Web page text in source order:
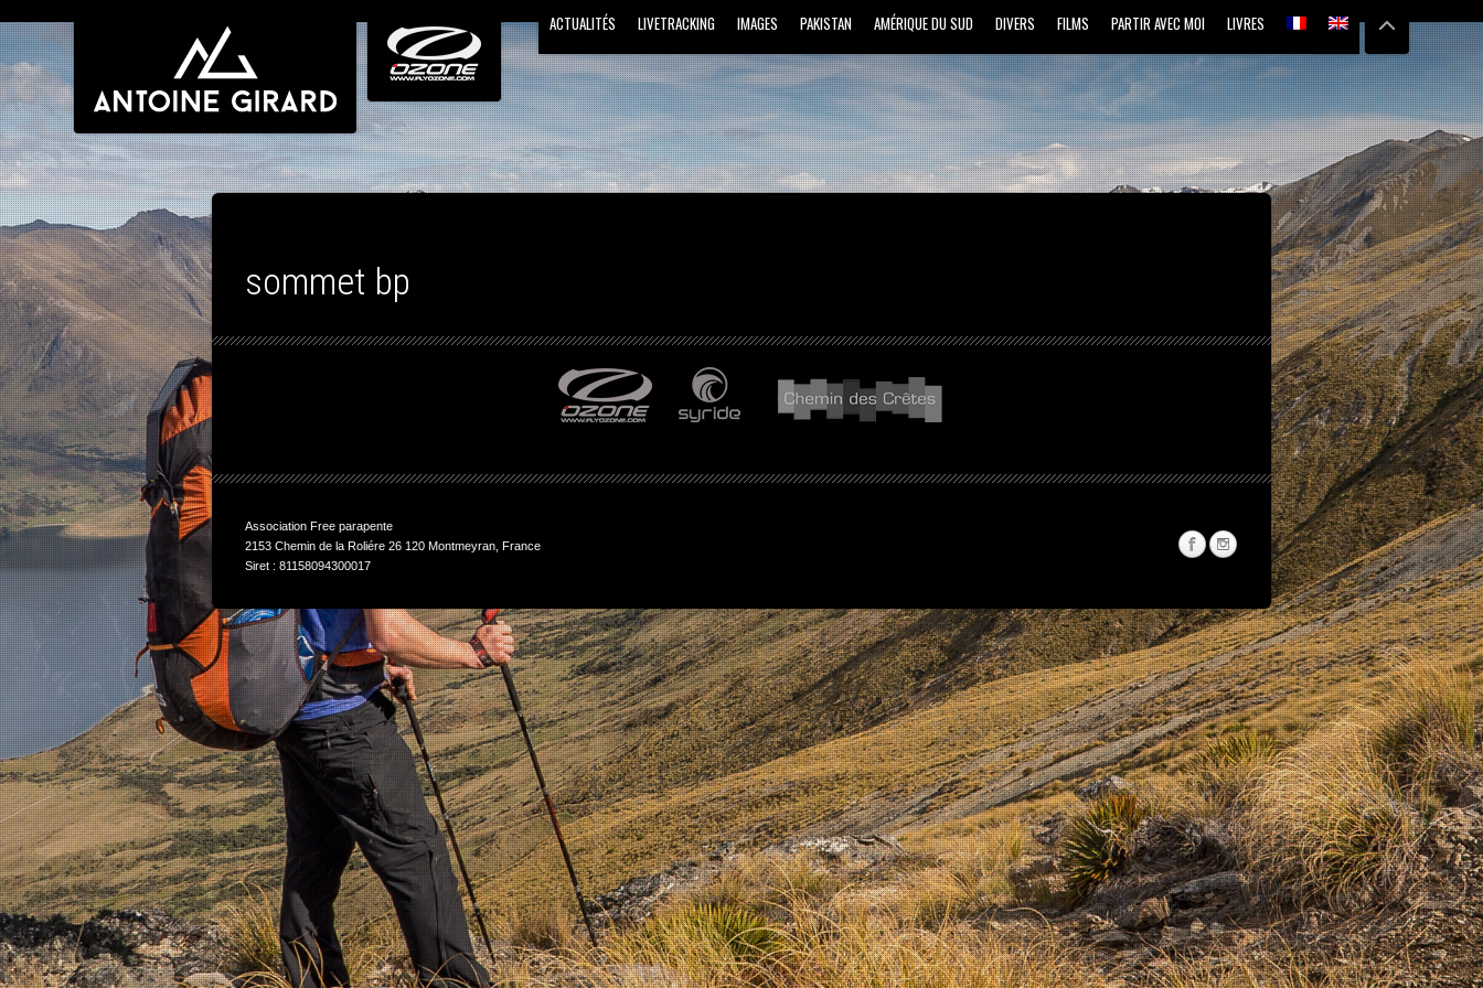
ACTUALITÉS LIVETRACKING IMAGES PAKISTAN AMÉRIQUE DU SUD DIVERS FILMS PARTIR AVEC MOI LIVRES
sommet bp
Association Free parapente
2153 Chemin de la Roliére 26 120 Montmeyran, France
Siret : 81158094300017